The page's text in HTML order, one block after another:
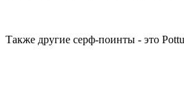
Также другие серф-поинты - это